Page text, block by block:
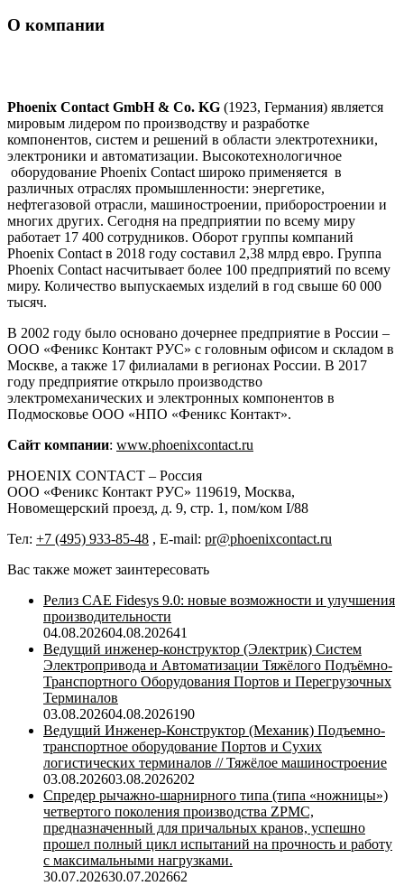
О компании
Phoenix Contact GmbH & Co. KG (1923, Германия) является
мировым лидером по производству и разработке
компонентов, систем и решений в области электротехники,
электроники и автоматизации. Высокотехнологичное
оборудование Phoenix Contact широко применяется в
различных отраслях промышленности: энергетике,
нефтегазовой отрасли, машиностроении, приборостроении и
многих других. Сегодня на предприятии по всему миру
работает 17 400 сотрудников. Оборот группы компаний
Phoenix Contact в 2018 году составил 2,38 млрд евро. Группа
Phoenix Contact насчитывает более 100 предприятий по всему
миру. Количество выпускаемых изделий в год свыше 60 000
тысяч.
В 2002 году было основано дочернее предприятие в России –
ООО «Феникс Контакт РУС» с головным офисом и складом в
Москве, а также 17 филиалами в регионах России. В 2017
году предприятие открыло производство
электромеханических и электронных компонентов в
Подмосковье ООО «НПО «Феникс Контакт».
Сайт компании: www.phoenixcontact.ru
PHOENIX CONTACT – Россия
OOO «Феникс Контакт РУС» 119619, Москва,
Новомещерский проезд, д. 9, стр. 1, пом/ком I/88
Тел: +7 (495) 933-85-48 , E-mail: pr@phoenixcontact.ru
Вас также может заинтересовать
Релиз CAE Fidesys 9.0: новые возможности и улучшения
производительности
04.08.202604.08.202641
Ведущий инженер-конструктор (Электрик) Систем
Электропривода и Автоматизации Тяжёлого Подъёмно-
Транспортного Оборудования Портов и Перегрузочных
Терминалов
03.08.202604.08.2026190
Ведущий Инженер-Конструктор (Механик) Подъемно-
транспортное оборудование Портов и Сухих
логистических терминалов // Тяжёлое машиностроение
03.08.202603.08.2026202
Спредер рычажно-шарнирного типа (типа «ножницы»)
четвертого поколения производства ZPMC,
предназначенный для причальных кранов, успешно
прошел полный цикл испытаний на прочность и работу
с максимальными нагрузками.
30.07.202630.07.202662